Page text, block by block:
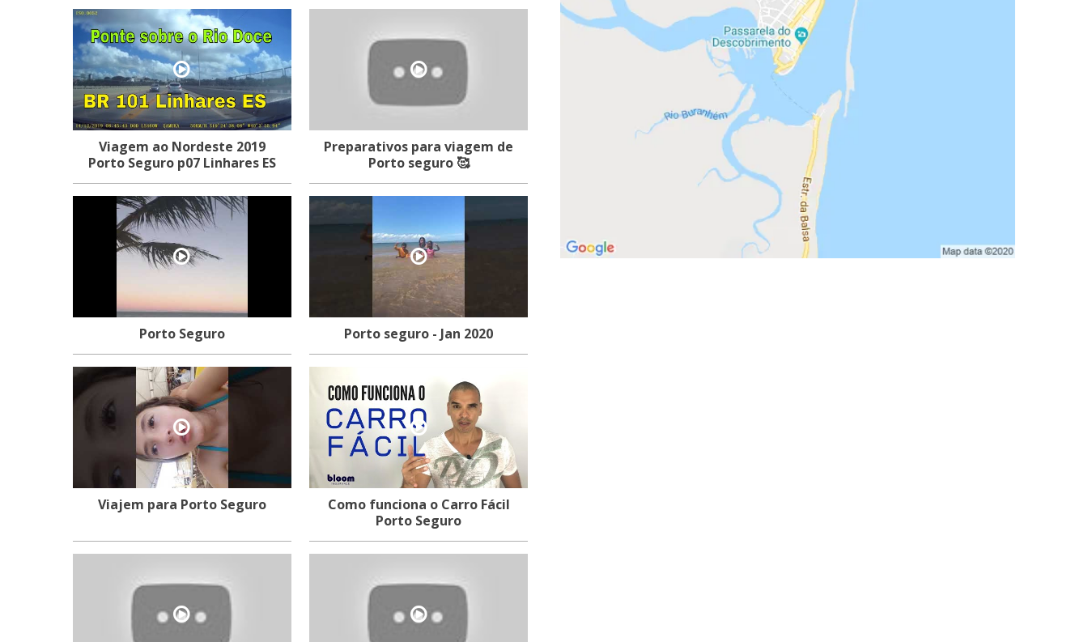
Viagem ao Nordeste 2019
Porto Seguro p07 Linhares ES
Preparativos para viagem de
Porto seguro 🥰
Porto Seguro Porto seguro - Jan 2020
Viajem para Porto Seguro
Como funciona o Carro Fácil
Porto Seguro